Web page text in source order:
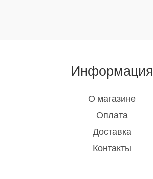
Информация
О магазине
Оплата
Доставка
Контакты